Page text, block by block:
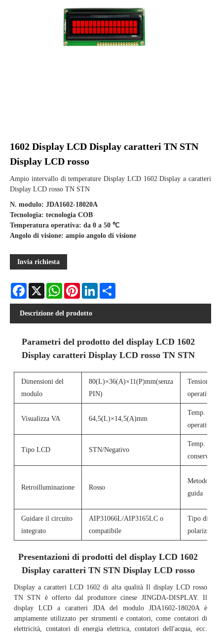
1602 Display LCD Display caratteri TN STN
Display LCD rosso
Ampio intervallo di temperature Display LCD 1602 Display a caratteri
Display LCD rosso TN STN
N. modulo: JDA1602-18020A
Tecnologia: tecnologia COB
Temperatura operativa: da 0 a 50 ℃
Angolo di visione: ampio angolo di visione
Invia richiesta
Facebook
X WhatsAppPinterestLinkedIn
Descrizione del prodotto
Parametri del prodotto del display LCD 1602
Display caratteri Display LCD rosso TN STN
Dimensioni del
modulo
80(L)×36(A)×11(P)mm(senza
PIN)
Tensione
operativa
Visualizza VA 64,5(L)×14,5(A)mm
Temp.
operativa
Tipo LCD STN/Negativo
Temp. di
Retroilluminazione Rosso
Metodo di
guida
Guidare il circuito
integrato
AIP31066L/AIP3165LC o
compatibile
Tipo di
Presentazioni di prodotti del display LCD 1602
Display caratteri TN STN Display LCD rosso
Display a caratteri LCD 1602 di alta qualità Il display LCD rosso
TN STN è offerto dal produttore cinese JINGDA-DISPLAY. Il
display LCD a caratteri JDA del modulo JDA1602-18020A è
ampiamente utilizzato per strumenti e contatori, come contatori di
elettricità, contatori di energia elettrica, contatori dell'acqua, ecc.